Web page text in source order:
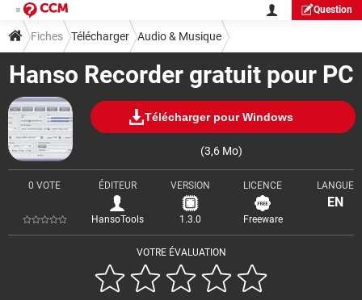
Question
Hanso Recorder gratuit pour PC
Télécharger pour Windows
(3,6 Mo)
VOTRE ÉVALUATION
0 VOTE ÉDITEUR
HansoTools
VERSION
1.3.0
LICENCE
Freeware
LANGUE
EN
Fiches Télécharger Audio & Musique